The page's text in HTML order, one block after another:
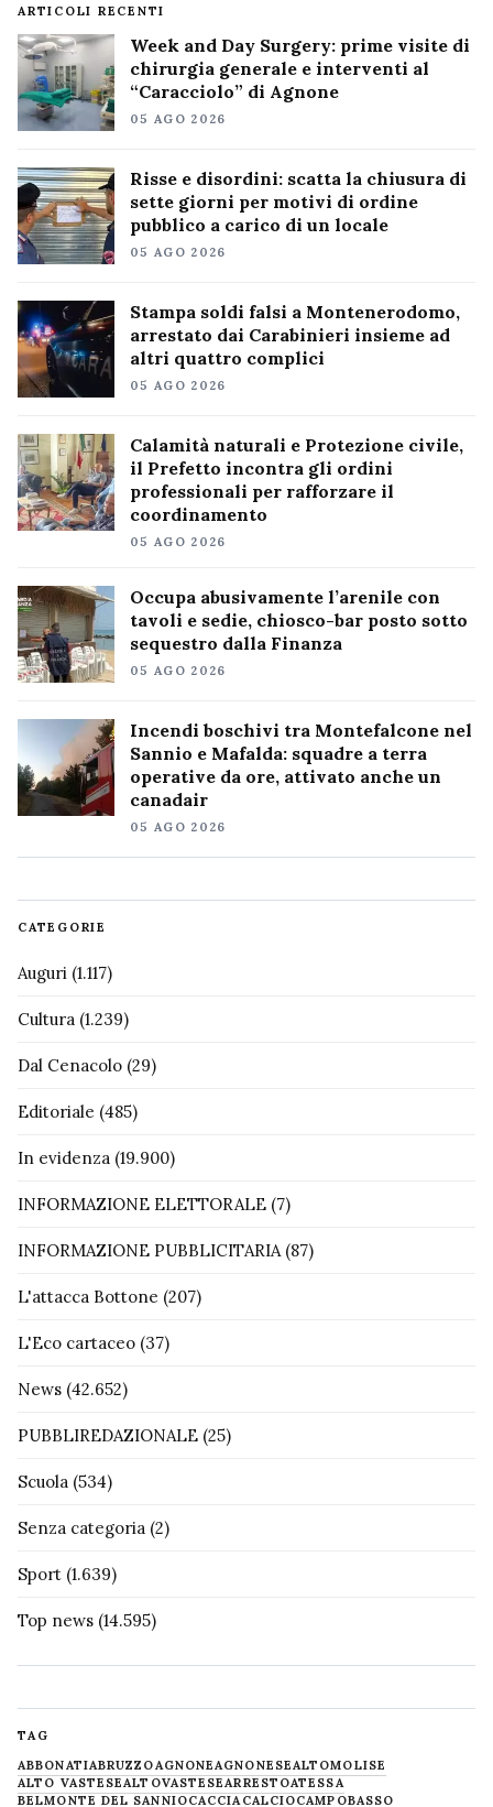
ARTICOLI RECENTI
Week and Day Surgery: prime visite di
chirurgia generale e interventi al
“Caracciolo” di Agnone
05 AGO 2026
Risse e disordini: scatta la chiusura di
sette giorni per motivi di ordine
pubblico a carico di un locale
05 AGO 2026
Stampa soldi falsi a Montenerodomo,
arrestato dai Carabinieri insieme ad
altri quattro complici
05 AGO 2026
Calamità naturali e Protezione civile,
il Prefetto incontra gli ordini
professionali per rafforzare il
coordinamento
05 AGO 2026
Occupa abusivamente l’arenile con
tavoli e sedie, chiosco-bar posto sotto
sequestro dalla Finanza
05 AGO 2026
Incendi boschivi tra Montefalcone nel
Sannio e Mafalda: squadre a terra
operative da ore, attivato anche un
canadair
05 AGO 2026
CATEGORIE
Auguri (1.117)
Cultura (1.239)
Dal Cenacolo (29)
Editoriale (485)
In evidenza (19.900)
INFORMAZIONE ELETTORALE (7)
INFORMAZIONE PUBBLICITARIA(87)
L'attacca Bottone (207)
L'Eco cartaceo (37)
News (42.652)
PUBBLIREDAZIONALE (25)
Scuola (534)
Senza categoria (2)
Sport (1.639)
Top news (14.595)
TAG
ABBONATIABRUZZOAGNONEAGNONESEALTOMOLISE
ALTO VASTESEALTOVASTESEARRESTOATESSA
BELMONTE DEL SANNIOCACCIACALCIOCAMPOBASSO